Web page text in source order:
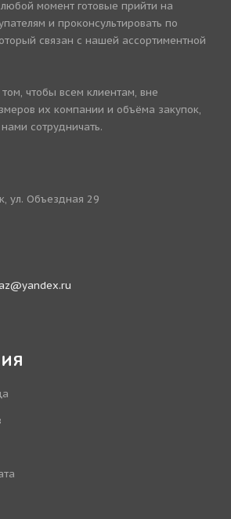
момент готовые прийти на
и проконсультировать по
связан с нашей ассортиментной
чтобы всем клиентам, вне
их компании и объёма закупок,
сотрудничать.
ул. Объездная 29